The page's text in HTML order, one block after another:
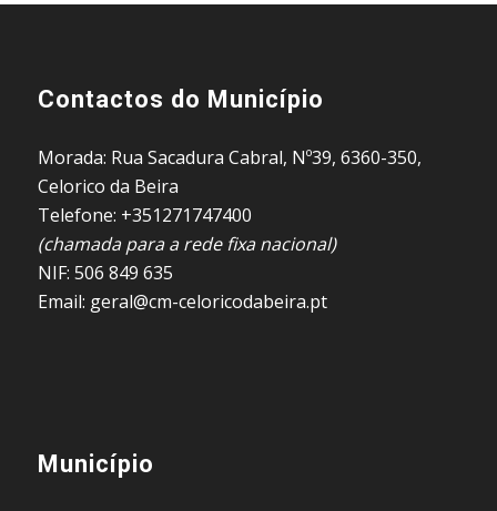
Contactos do Município
Morada: Rua Sacadura Cabral, Nº39, 6360-350,
Celorico da Beira
Telefone: +351271747400
(chamada para a rede fixa nacional)
NIF: 506 849 635
Email: geral@cm-celoricodabeira.pt
Município